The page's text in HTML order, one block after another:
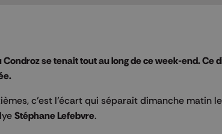
se tenait tout au long de ce week-end.
c’est l’écart qui séparait dimanche matin
Stéphane Lefebvre.